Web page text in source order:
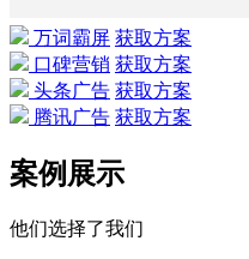
万词霸屏 获取方案
口碑营销 获取方案
头条广告 获取方案
腾讯广告 获取方案
案例展示
他们选择了我们